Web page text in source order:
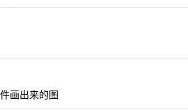
画出来的图